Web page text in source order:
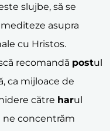
slujbe, să se
asupra
cu Hristos.
recomandă postul
ca mijloace de
către harul
ne concentrăm